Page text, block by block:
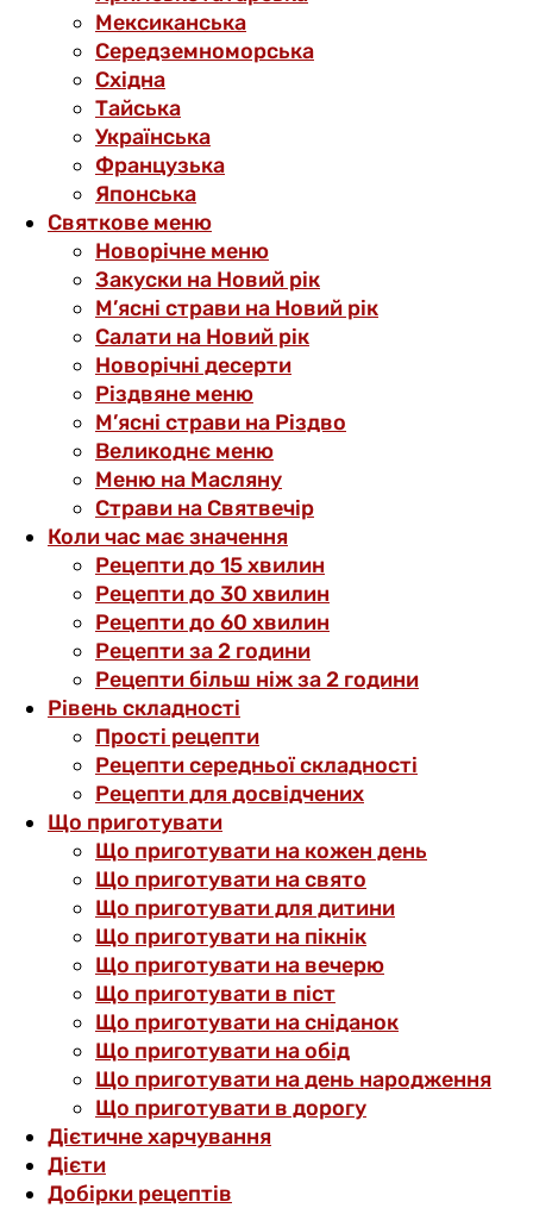
Мексиканська
Середземноморська
Східна
Тайська
Українська
Французька
Японська
Святкове меню
Новорічне меню
Закуски на Новий рік
М’ясні страви на Новий рік
Салати на Новий рік
Новорічні десерти
Різдвяне меню
М’ясні страви на Різдво
Великоднє меню
Меню на Масляну
Страви на Святвечір
Коли час має значення
Рецепти до 15 хвилин
Рецепти до 30 хвилин
Рецепти до 60 хвилин
Рецепти за 2 години
Рецепти більш ніж за 2 години
Рівень складності
Прості рецепти
Рецепти середньої складності
Рецепти для досвідчених
Що приготувати
Що приготувати на кожен день
Що приготувати на свято
Що приготувати для дитини
Що приготувати на пікнік
Що приготувати на вечерю
Що приготувати в піст
Що приготувати на сніданок
Що приготувати на обід
Що приготувати на день народження
Що приготувати в дорогу
Дієтичне харчування
Дієти
Добірки рецептів